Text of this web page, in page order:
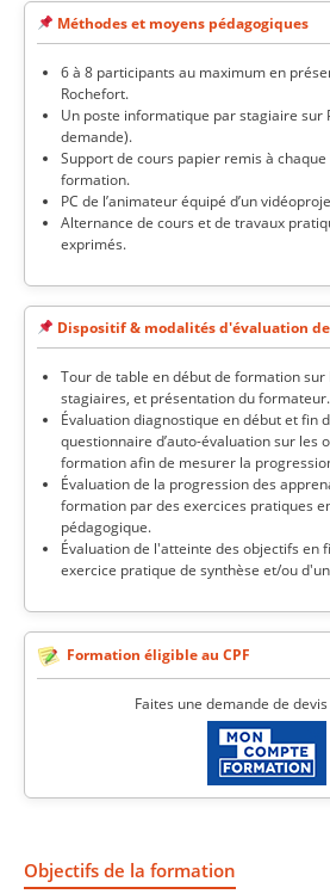
Objectifs de la formation
Méthodes et moyens pédagogiques
6 à 8 participants au maximum en
Rochefort.
Un poste informatique par stagiaire sur
demande).
Support de cours papier remis à
formation.
PC de l’animateur équipé d’un
Alternance de cours et de travaux
exprimés.
Dispositif & modalités d'évaluation
Tour de table en début de formation sur
stagiaires, et présentation du formateur.
Évaluation diagnostique en début et fin
questionnaire d’auto-évaluation sur les
formation afin de mesurer la
Évaluation de la progression des
formation par des exercices pratiques
pédagogique.
Évaluation de l'atteinte des objectifs en
exercice pratique de synthèse et/ou
Formation éligible au CPF
Faites une demande de